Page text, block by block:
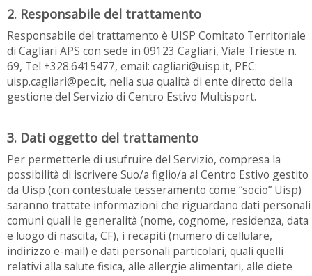
2. Responsabile del trattamento
Responsabile del trattamento è UISP Comitato Territoriale
di Cagliari APS con sede in 09123 Cagliari, Viale Trieste n.
69, Tel +328.6415477, email: cagliari@uisp.it, PEC:
uisp.cagliari@pec.it, nella sua qualità di ente diretto della
gestione del Servizio di Centro Estivo Multisport.
3. Dati oggetto del trattamento
Per permetterle di usufruire del Servizio, compresa la
possibilità di iscrivere Suo/a figlio/a al Centro Estivo gestito
da Uisp (con contestuale tesseramento come “socio” Uisp)
saranno trattate informazioni che riguardano dati personali
comuni quali le generalità (nome, cognome, residenza, data
e luogo di nascita, CF), i recapiti (numero di cellulare,
indirizzo e-mail) e dati personali particolari, quali quelli
relativi alla salute fisica, alle allergie alimentari, alle diete